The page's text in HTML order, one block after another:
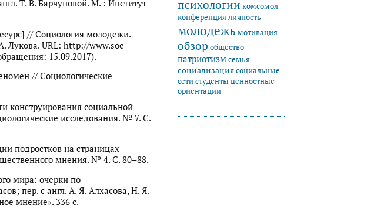
психологии комсомол
конференцияличность
молодежь мотивация
обзор общество
патриотизмсемья
социализациясоциальные
сетистуденты ценностные
ориентации
Т. В. Барчуновой. М. : Институт
// Социология молодежи.
Лукова. URL: http://www.soc-
15.09.2017).
// Социологические
конструирования социальной
исследования. № 7. С.
подростков на страницах
мнения. № 4. С. 80–88.
мира: очерки по
пер. с англ. А. Я. Алхасова, Н. Я.
мнение». 336 с.